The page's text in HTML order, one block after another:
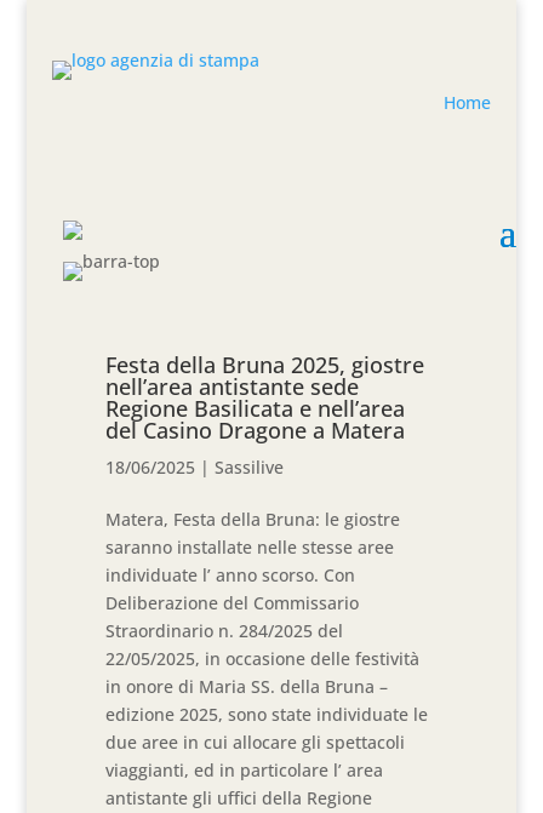
Home
Festa della Bruna 2025, giostre
nell’area antistante sede
Regione Basilicata e nell’area
del Casino Dragone a Matera
18/06/2025 |Sassilive
Matera, Festa della Bruna: le giostre
saranno installate nelle stesse aree
individuate l’ anno scorso. Con
Deliberazione del Commissario
Straordinario n. 284/2025 del
22/05/2025, in occasione delle festività
in onore di Maria SS. della Bruna –
edizione 2025, sono state individuate le
due aree in cui allocare gli spettacoli
viaggianti, ed in particolare l’ area
antistante gli uffici della Regione